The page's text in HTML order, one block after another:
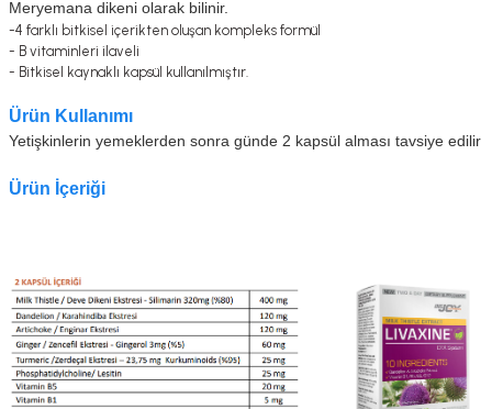
Meryemana dikeni olarak bilinir.
-4 farklı bitkisel içerikten oluşan kompleks formül
- B vitaminleri ilaveli
- Bitkisel kaynaklı kapsül kullanılmıştır.
Ürün Kullanımı
Yetişkinlerin yemeklerden sonra günde 2 kapsül alması tavsiye edilir
Ürün İçeriği